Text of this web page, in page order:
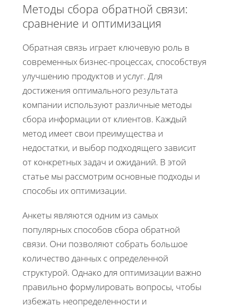
Методы сбора обратной связи:
сравнение и оптимизация
Обратная связь играет ключевую роль в
современных бизнес-процессах, способствуя
улучшению продуктов и услуг. Для
достижения оптимального результата
компании используют различные методы
сбора информации от клиентов. Каждый
метод имеет свои преимущества и
недостатки, и выбор подходящего зависит
от конкретных задач и ожиданий. В этой
статье мы рассмотрим основные подходы и
способы их оптимизации.
Анкеты являются одним из самых
популярных способов сбора обратной
связи. Они позволяют собрать большое
количество данных с определенной
структурой. Однако для оптимизации важно
правильно формулировать вопросы, чтобы
избежать неопределенности и